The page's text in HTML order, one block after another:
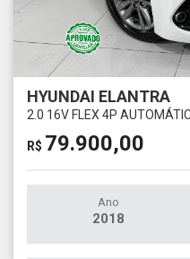
HYUNDAI ELANTRA
2.0 16V FLEX 4P
R$ 79.900,00
Ano
2018